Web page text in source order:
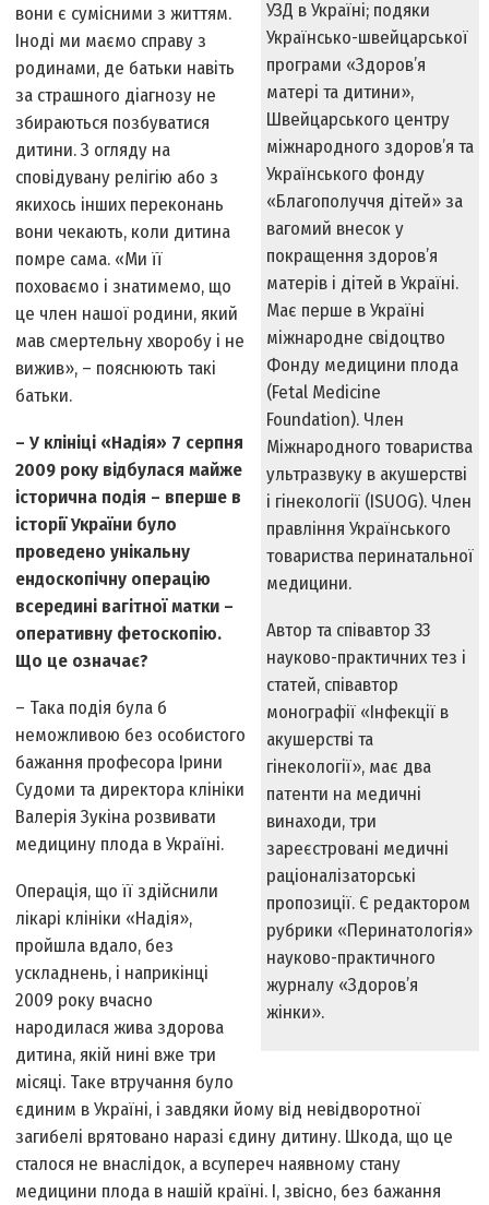
УЗД в Україні; подяки
Українсько-швейцарської
програми «Здоров’я
матері та дитини»,
Швейцарського центру
міжнародного здоров’я та
Українського фонду
«Благополуччя дітей» за
вагомий внесок у
покращення здоров’я
матерів і дітей в Україні.
Має перше в Україні
міжнародне свідоцтво
Фонду медицини плода
(Fetal Medicine
Foundation). Член
Міжнародного товариства
ультразвуку в акушерстві
і гінекології (ISUOG). Член
правління Українського
товариства перинатальної
медицини.
Автор та співавтор 33
науково-практичних тез і
статей, співавтор
монографії «Інфекції в
акушерстві та
гінекології», має два
патенти на медичні
винаходи, три
зареєстровані медичні
раціоналізаторські
пропозиції. Є редактором
рубрики «Перинатологія»
науково-практичного
журналу «Здоров’я
жінки».
вони є сумісними з життям.
Іноді ми маємо справу з
родинами, де батьки навіть
за страшного діагнозу не
збираються позбуватися
дитини. З огляду на
сповідувану релігію або з
якихось інших переконань
вони чекають, коли дитина
помре сама. «Ми її
поховаємо і знатимемо, що
це член нашої родини, який
мав смертельну хворобу і не
вижив», – пояснюють такі
батьки.
– У клініці «Надія» 7 серпня
2009 року відбулася майже
історична подія – вперше в
історії України було
проведено унікальну
ендоскопічну операцію
всередині вагітної матки –
оперативну фетоскопію.
Що це означає?
– Така подія була б
неможливою без особистого
бажання професора Ірини
Судоми та директора клініки
Валерія Зукіна розвивати
медицину плода в Україні.
Операція, що її здійснили
лікарі клініки «Надія»,
пройшла вдало, без
ускладнень, і наприкінці
2009 року вчасно
народилася жива здорова
дитина, якій нині вже три
місяці. Таке втручання було
єдиним в Україні, і завдяки йому від невідворотної
загибелі врятовано наразі єдину дитину. Шкода, що це
сталося не внаслідок, а всупереч наявному стану
медицини плода в нашій країні. І, звісно, без бажання